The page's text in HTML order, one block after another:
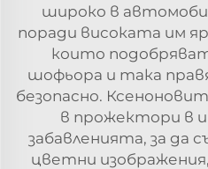
широко в
поради високата им
които
шофьора и така
безопасно.
в прожектори в
забавленията, за да
цветни